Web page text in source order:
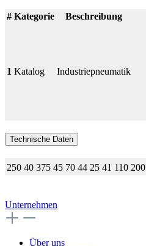
# Kategorie Beschreibung
1 Katalog Industriepneumatik
Technische Daten
250 40 375 45 70 44 25 41 110 200
Unternehmen
Über uns